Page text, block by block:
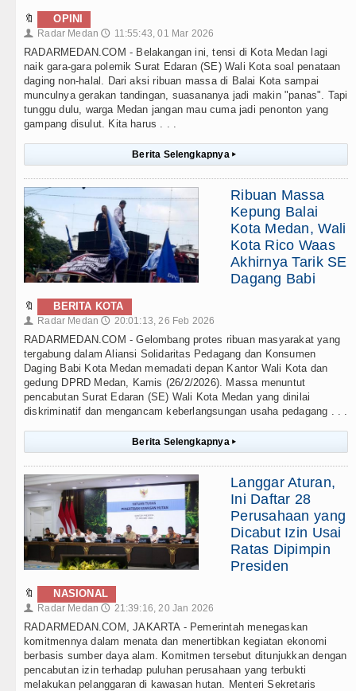
🔖 OPINI
👤 Radar Medan 🕔 11:55:43, 01 Mar 2026
RADARMEDAN.COM - Belakangan ini, tensi di Kota Medan lagi
naik gara-gara polemik Surat Edaran (SE) Wali Kota soal penataan
daging non-halal. Dari aksi ribuan massa di Balai Kota sampai
munculnya gerakan tandingan, suasananya jadi makin "panas". Tapi
tunggu dulu, warga Medan jangan mau cuma jadi penonton yang
gampang disulut. Kita harus . . .
Berita Selengkapnya ▸
Ribuan Massa
Kepung Balai
Kota Medan, Wali
Kota Rico Waas
Akhirnya Tarik SE
Dagang Babi
🔖 BERITA KOTA
👤 Radar Medan 🕔 20:01:13, 26 Feb 2026
RADARMEDAN.COM - Gelombang protes ribuan masyarakat yang
tergabung dalam Aliansi Solidaritas Pedagang dan Konsumen
Daging Babi Kota Medan memadati depan Kantor Wali Kota dan
gedung DPRD Medan, Kamis (26/2/2026). Massa menuntut
pencabutan Surat Edaran (SE) Wali Kota Medan yang dinilai
diskriminatif dan mengancam keberlangsungan usaha pedagang . . .
Berita Selengkapnya ▸
Langgar Aturan,
Ini Daftar 28
Perusahaan yang
Dicabut Izin Usai
Ratas Dipimpin
Presiden
🔖 NASIONAL
👤 Radar Medan 🕔 21:39:16, 20 Jan 2026
RADARMEDAN.COM, JAKARTA - Pemerintah menegaskan
komitmennya dalam menata dan menertibkan kegiatan ekonomi
berbasis sumber daya alam. Komitmen tersebut ditunjukkan dengan
pencabutan izin terhadap puluhan perusahaan yang terbukti
melakukan pelanggaran di kawasan hutan. Menteri Sekretaris